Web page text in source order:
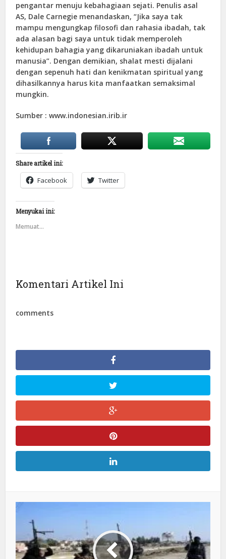
pengantar menuju kebahagiaan sejati. Penulis asal
AS, Dale Carnegie menandaskan, “Jika saya tak
mampu mengungkap filosofi dan rahasia ibadah, tak
ada alasan bagi saya untuk tidak memperoleh
kehidupan bahagia yang dikaruniakan ibadah untuk
manusia”. Dengan demikian, shalat mesti dijalani
dengan sepenuh hati dan kenikmatan spiritual yang
dihasilkannya harus kita manfaatkan semaksimal
mungkin.
Sumber : www.indonesian.irib.ir
Share artikel ini:
Facebook Twitter
Menyukai ini:
Memuat...
Komentari Artikel Ini
comments